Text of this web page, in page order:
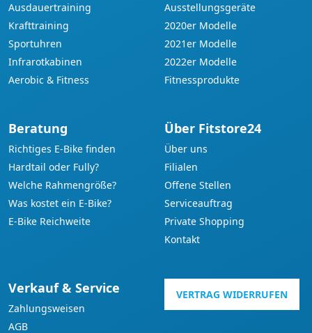
Ausdauertraining
Krafttraining
Sportuhren
Infrarotkabinen
Aerobic & Fitness
Ausstellungsgeräte
2020er Modelle
2021er Modelle
2022er Modelle
Fitnessprodukte
Beratung
Richtiges E-Bike finden
Hardtail oder Fully?
Welche Rahmengröße?
Was kostet ein E-Bike?
E-Bike Reichweite
Über Fitstore24
Über uns
Filialen
Offene Stellen
Serviceauftrag
Private Shopping
Kontakt
Verkauf & Service
Zahlungsweisen
AGB
VERTRAG WIDERRUFEN